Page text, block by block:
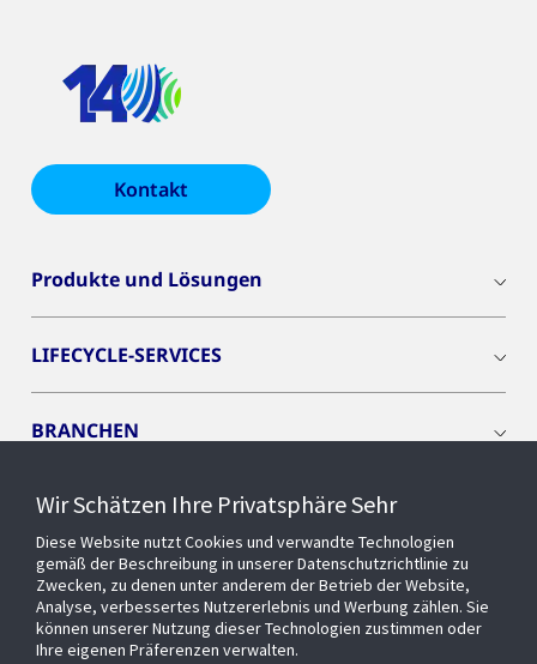
Kontakt
Produkte und Lösungen
LIFECYCLE-SERVICES
BRANCHEN
CYBER SOLUTIONS
OPENBLUE
SMART BUILDINGS
Wir Schätzen Ihre Privatsphäre Sehr
Diese Website nutzt Cookies und verwandte Technologien
gemäß der Beschreibung in unserer Datenschutzrichtlinie zu
Zwecken, zu denen unter anderem der Betrieb der Website,
Analyse, verbessertes Nutzererlebnis und Werbung zählen. Sie
können unserer Nutzung dieser Technologien zustimmen oder
Ihre eigenen Präferenzen verwalten.